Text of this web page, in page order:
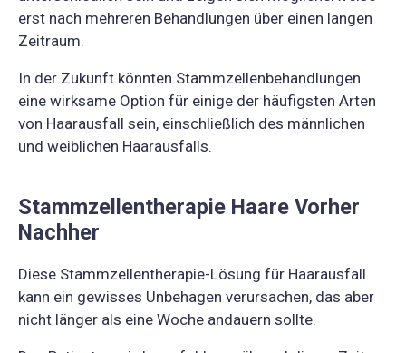
erst nach mehreren Behandlungen über einen langen
Zeitraum.
In der Zukunft könnten Stammzellenbehandlungen
eine wirksame Option für einige der häufigsten Arten
von Haarausfall sein, einschließlich des männlichen
und weiblichen Haarausfalls.
Stammzellentherapie Haare Vorher
Nachher
Diese Stammzellentherapie-Lösung für Haarausfall
kann ein gewisses Unbehagen verursachen, das aber
nicht länger als eine Woche andauern sollte.